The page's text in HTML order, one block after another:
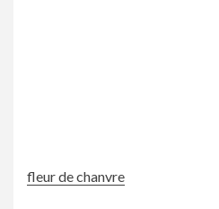
fleur de chanvre